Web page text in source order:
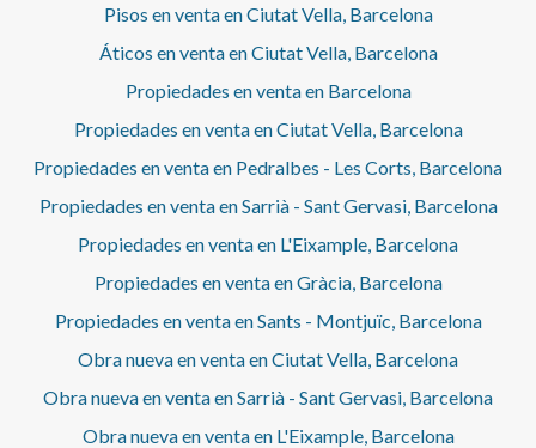
Pisos en venta en Ciutat Vella, Barcelona
Áticos en venta en Ciutat Vella, Barcelona
Propiedades en venta en Barcelona
Propiedades en venta en Ciutat Vella, Barcelona
Propiedades en venta en Pedralbes - Les Corts, Barcelona
Propiedades en venta en Sarrià - Sant Gervasi, Barcelona
Propiedades en venta en L'Eixample, Barcelona
Propiedades en venta en Gràcia, Barcelona
Propiedades en venta en Sants - Montjuïc, Barcelona
Obra nueva en venta en Ciutat Vella, Barcelona
Obra nueva en venta en Sarrià - Sant Gervasi, Barcelona
Obra nueva en venta en L'Eixample, Barcelona